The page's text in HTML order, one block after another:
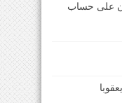
على حساب